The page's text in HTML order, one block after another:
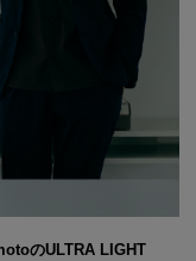
のULTRA LIGHT